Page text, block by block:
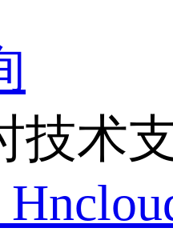
技术